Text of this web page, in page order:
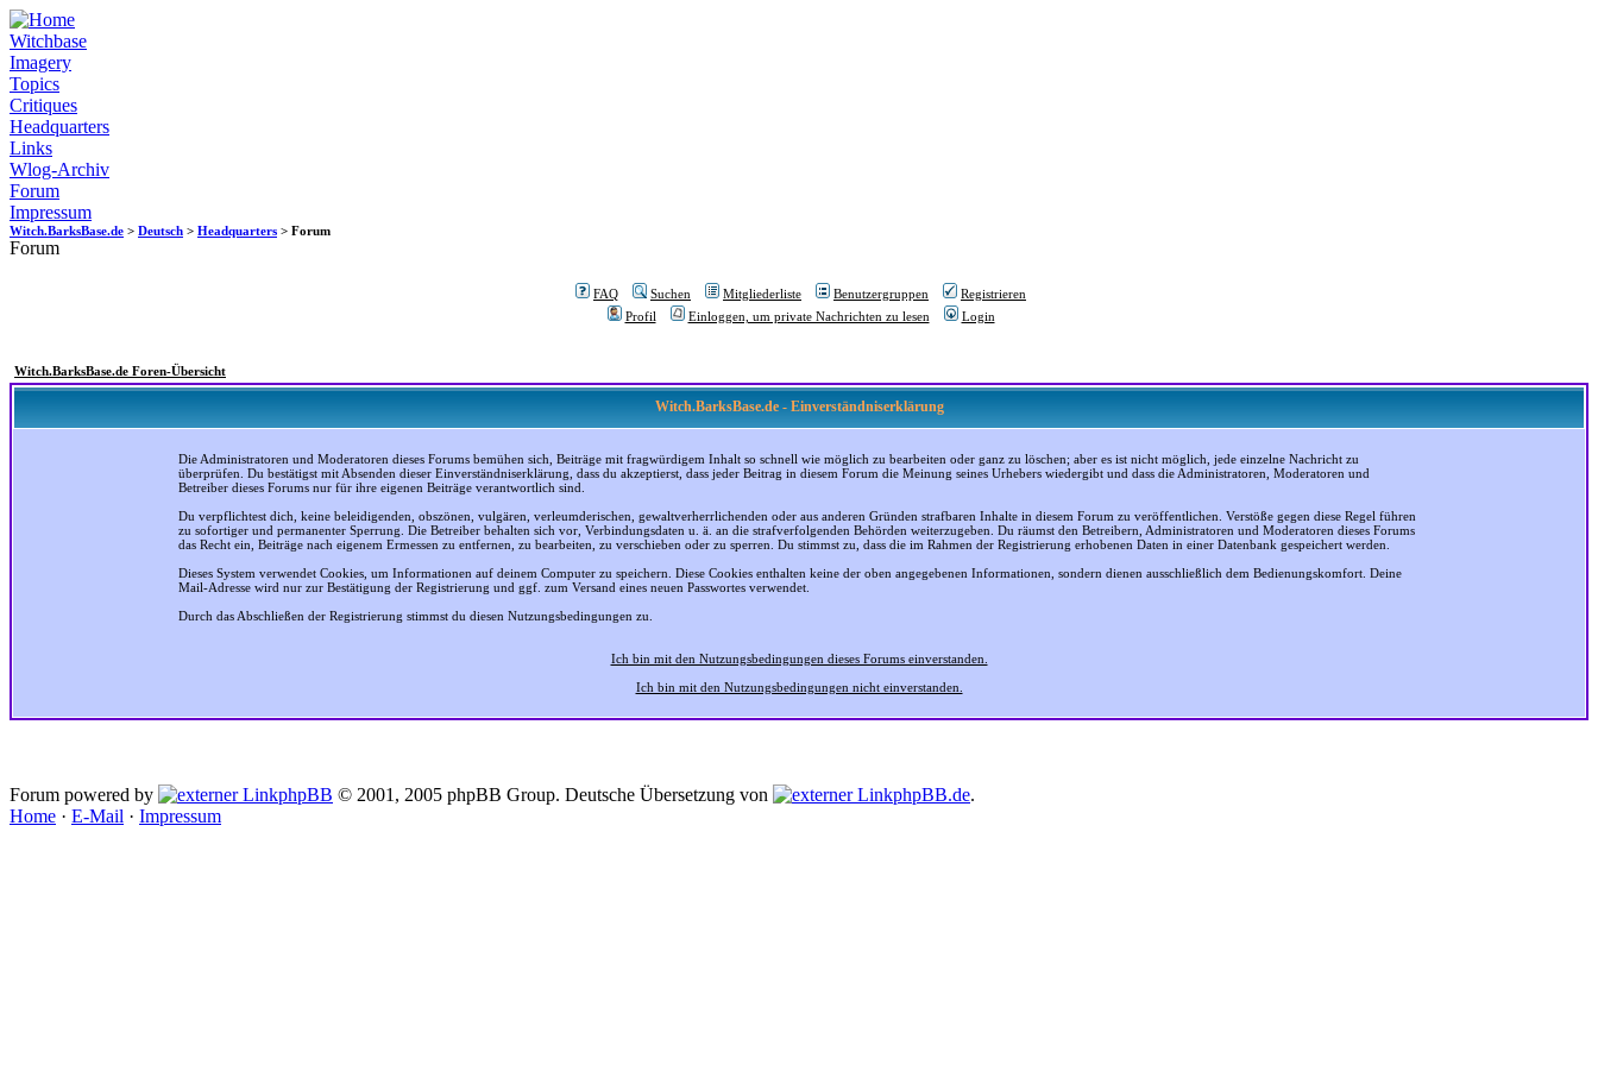
Witchbase
Imagery
Topics
Critiques
Headquarters
Links
Wlog-Archiv
Forum
Impressum
Witch.BarksBase.de > Deutsch > Headquarters > Forum
Forum
FAQ Suchen Mitgliederliste Benutzergruppen
Registrieren
Profil
Einloggen, um private Nachrichten zu lesen Login
Witch.BarksBase.de Foren-Übersicht
Witch.BarksBase.de - Einverständniserklärung
Die Administratoren und Moderatoren dieses Forums bemühen sich, Beiträge mit fragwürdigem Inhalt so schnell wie möglich zu bearbeiten oder ganz zu löschen; aber es ist nicht möglich, jede einzelne Nachricht zu
überprüfen. Du bestätigst mit Absenden dieser Einverständniserklärung, dass du akzeptierst, dass jeder Beitrag in diesem Forum die Meinung seines Urhebers wiedergibt und dass die Administratoren, Moderatoren und
Betreiber dieses Forums nur für ihre eigenen Beiträge verantwortlich sind.
Du verpflichtest dich, keine beleidigenden, obszönen, vulgären, verleumderischen, gewaltverherrlichenden oder aus anderen Gründen strafbaren Inhalte in diesem Forum zu veröffentlichen. Verstöße gegen diese Regel führen
zu sofortiger und permanenter Sperrung. Die Betreiber behalten sich vor, Verbindungsdaten u. ä. an die strafverfolgenden Behörden weiterzugeben. Du räumst den Betreibern, Administratoren und Moderatoren dieses Forums
das Recht ein, Beiträge nach eigenem Ermessen zu entfernen, zu bearbeiten, zu verschieben oder zu sperren. Du stimmst zu, dass die im Rahmen der Registrierung erhobenen Daten in einer Datenbank gespeichert werden.
Dieses System verwendet Cookies, um Informationen auf deinem Computer zu speichern. Diese Cookies enthalten keine der oben angegebenen Informationen, sondern dienen ausschließlich dem Bedienungskomfort. Deine
Mail-Adresse wird nur zur Bestätigung der Registrierung und ggf. zum Versand eines neuen Passwortes verwendet.
Durch das Abschließen der Registrierung stimmst du diesen Nutzungsbedingungen zu.
Ich bin mit den Nutzungsbedingungen dieses Forums einverstanden.
Ich bin mit den Nutzungsbedingungen nicht einverstanden.
Forum powered by phpBB © 2001, 2005 phpBB Group. Deutsche Übersetzung von phpBB.de.
Home · E-Mail · Impressum